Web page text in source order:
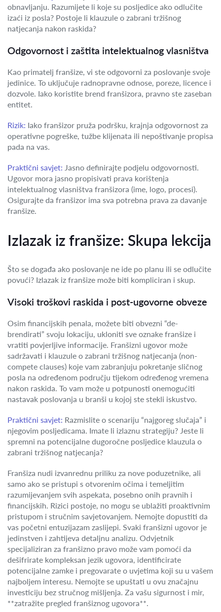
obnavljanju. Razumijete li koje su posljedice ako odlučite
izaći iz posla? Postoje li klauzule o zabrani tržišnog
natjecanja nakon raskida?
Odgovornost i zaštita intelektualnog vlasništva
Kao primatelj franšize, vi ste odgovorni za poslovanje svoje
jedinice. To uključuje radnopravne odnose, poreze, licence i
dozvole. Iako koristite brend franšizora, pravno ste zaseban
entitet.
Rizik: Iako franšizor pruža podršku, krajnja odgovornost za
operativne pogreške, tužbe klijenata ili nepoštivanje propisa
pada na vas.
Praktični savjet: Jasno definirajte podjelu odgovornosti.
Ugovor mora jasno propisivati prava korištenja
intelektualnog vlasništva franšizora (ime, logo, procesi).
Osigurajte da franšizor ima sva potrebna prava za davanje
franšize.
Izlazak iz franšize: Skupa lekcija
Što se događa ako poslovanje ne ide po planu ili se odlučite
povući? Izlazak iz franšize može biti kompliciran i skup.
Visoki troškovi raskida i post-ugovorne obveze
Osim financijskih penala, možete biti obvezni “de-
brendirati” svoju lokaciju, ukloniti sve oznake franšize i
vratiti povjerljive informacije. Franšizni ugovor može
sadržavati i klauzule o zabrani tržišnog natjecanja (non-
compete clauses) koje vam zabranjuju pokretanje sličnog
posla na određenom području tijekom određenog vremena
nakon raskida. To vam može u potpunosti onemogućiti
nastavak poslovanja u branši u kojoj ste stekli iskustvo.
Praktični savjet: Razmislite o scenariju “najgoreg slučaja” i
njegovim posljedicama. Imate li izlaznu strategiju? Jeste li
spremni na potencijalne dugoročne posljedice klauzula o
zabrani tržišnog natjecanja?
Franšiza nudi izvanrednu priliku za nove poduzetnike, ali
samo ako se pristupi s otvorenim očima i temeljitim
razumijevanjem svih aspekata, posebno onih pravnih i
financijskih. Rizici postoje, no mogu se ublažiti proaktivnim
pristupom i stručnim savjetovanjem. Nemojte dopustiti da
vas početni entuzijazam zaslijepi. Svaki franšizni ugovor je
jedinstven i zahtijeva detaljnu analizu. Odvjetnik
specijaliziran za franšizno pravo može vam pomoći da
dešifrirate kompleksan jezik ugovora, identificirate
potencijalne zamke i pregovarate o uvjetima koji su u vašem
najboljem interesu. Nemojte se upuštati u ovu značajnu
investiciju bez stručnog mišljenja. Za vašu sigurnost i mir,
**zatražite pregled franšiznog ugovora**.